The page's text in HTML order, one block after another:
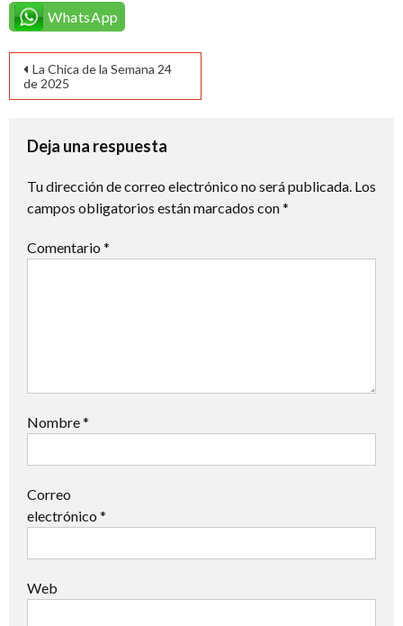
WhatsApp
Navegación
de
entradas
La Chica de la Semana 24
de 2025
Deja una respuesta
Tu dirección de correo electrónico no será publicada. Los
campos obligatorios están marcados con*
Comentario *
Nombre*
Correo
electrónico *
Web